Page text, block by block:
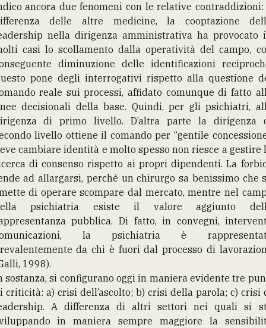
ancora due fenomeni con le relative contraddizioni:
delle altre medicine, la cooptazione
nella dirigenza amministrativa ha provocato
casi lo scollamento dalla operatività del campo,
diminuzione delle identificazioni
pone degli interrogativi rispetto alla questione
reale sui processi, affidato comunque di fatto
decisionali della base. Quindi, per gli psichiatri,
di primo livello. D’altra parte la dirigenza
livello ottiene il comando per “gentile
cambiare identità e molto spesso non riesce a gestire
di consenso rispetto ai propri dipendenti. La
ad allargarsi, perché un chirurgo sa benissimo che
di operare scompare dal mercato, mentre nel
psichiatria esiste il valore aggiunto
pubblica. Di fatto, in convegni,
la psichiatria è
da chi è fuori dal processo di
1998).
sostanza, si configurano oggi in maniera evidente tre
criticità: a) crisi dell’ascolto; b) crisi della parola; c) crisi
A differenza di altri settori nei quali si
in maniera sempre maggiore la